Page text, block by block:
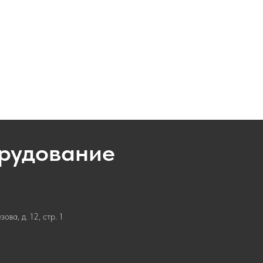
д. 12, стр. 1